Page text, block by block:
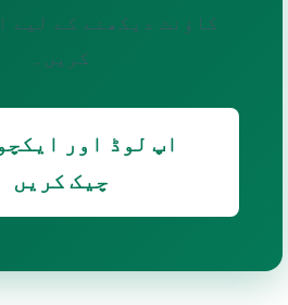
کاؤنٹ دیکھنے کے لیے
کریں۔
اپ لوڈ اور
چیک کریں